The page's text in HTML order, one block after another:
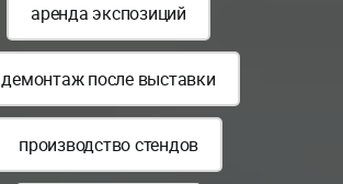
аренда экспозиций
демонтаж после выставки
производство стендов